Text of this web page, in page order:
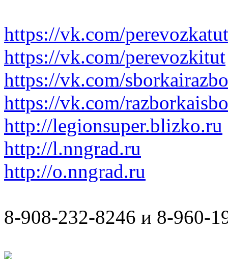
https://vk.com/perevozkatut
https://vk.com/perevozkitut
https://vk.com/
https://vk.com/
http://legionsuper.blizko.ru
http://l.nngrad.ru
http://o.nngrad.ru
8-908-232-8246 и 8-960-